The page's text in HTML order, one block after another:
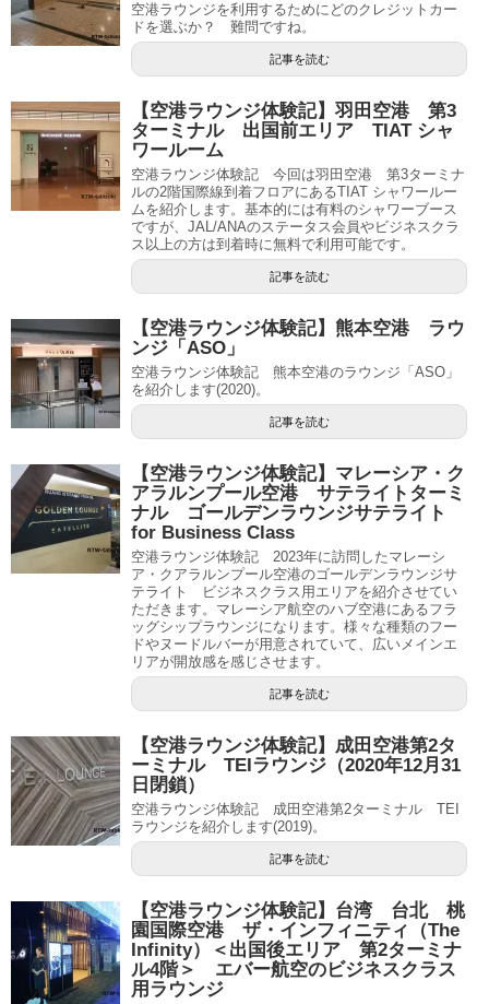
空港ラウンジを利用するためにどのクレジットカー
ドを選ぶか？ 難問ですね。
記事を読む
【空港ラウンジ体験記】羽田空港 第3
ターミナル 出国前エリア TIAT シャ
ワールーム
空港ラウンジ体験記 今回は羽田空港 第3ターミナ
ルの2階国際線到着フロアにあるTIAT シャワールー
ムを紹介します。基本的には有料のシャワーブース
ですが、JAL/ANAのステータス会員やビジネスクラ
ス以上の方は到着時に無料で利用可能です。
記事を読む
【空港ラウンジ体験記】熊本空港 ラウ
ンジ「ASO」
空港ラウンジ体験記 熊本空港のラウンジ「ASO」
を紹介します(2020)。
記事を読む
【空港ラウンジ体験記】マレーシア・ク
アラルンプール空港 サテライトターミ
ナル ゴールデンラウンジサテライト
for Business Class
空港ラウンジ体験記 2023年に訪問したマレーシ
ア・クアラルンプール空港のゴールデンラウンジサ
テライト ビジネスクラス用エリアを紹介させてい
ただきます。マレーシア航空のハブ空港にあるフラ
ッグシップラウンジになります。様々な種類のフー
ドやヌードルバーが用意されていて、広いメインエ
リアが開放感を感じさせます。
記事を読む
【空港ラウンジ体験記】成田空港第2タ
ーミナル TEIラウンジ（2020年12月31
日閉鎖）
空港ラウンジ体験記 成田空港第2ターミナル TEI
ラウンジを紹介します(2019)。
記事を読む
【空港ラウンジ体験記】台湾 台北 桃
園国際空港 ザ・インフィニティ（The
Infinity）＜出国後エリア 第2ターミナ
ル4階＞ エバー航空のビジネスクラス
用ラウンジ